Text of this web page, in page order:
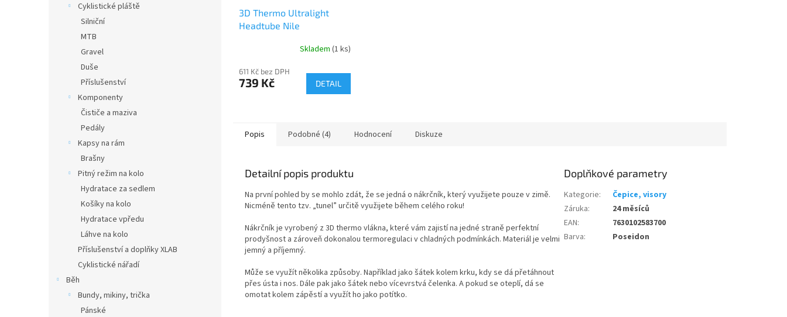
Cyklistické pláště
Silniční
MTB
Gravel
Duše
Příslušenství
Komponenty
Čističe a maziva
Pedály
Kapsy na rám
Brašny
Pitný režim na kolo
Hydratace za sedlem
Košíky na kolo
Hydratace vpředu
Láhve na kolo
Příslušenství a doplňky XLAB
Cyklistické nářadí
Běh
Bundy, mikiny, trička
Pánské
3D Thermo Ultralight
Headtube Nile
Skladem (1 ks)
611 Kč bez DPH
739 Kč DETAIL
Popis Podobné (4) Hodnocení Diskuze
Detailní popis produktu
Na první pohled by se mohlo zdát, že se jedná o nákrčník, který využijete pouze v zimě.
Nicméně tento tzv. „tunel” určitě využijete během celého roku!
Nákrčník je vyrobený z 3D thermo vlákna, které vám zajistí na jedné straně perfektní
prodyšnost a zároveň dokonalou termoregulaci v chladných podmínkách. Materiál je velmi
jemný a příjemný.
Může se využít několika způsoby. Například jako šátek kolem krku, kdy se dá přetáhnout
přes ústa i nos. Dále pak jako šátek nebo vícevrstvá čelenka. A pokud se oteplí, dá se
omotat kolem zápěstí a využít ho jako potítko.
Doplňkové parametry
Kategorie:
Čepice, visory
Záruka:
24 měsíců
EAN:
7630102583700
Barva: Poseidon
shop.etriatlon.cz - Chat